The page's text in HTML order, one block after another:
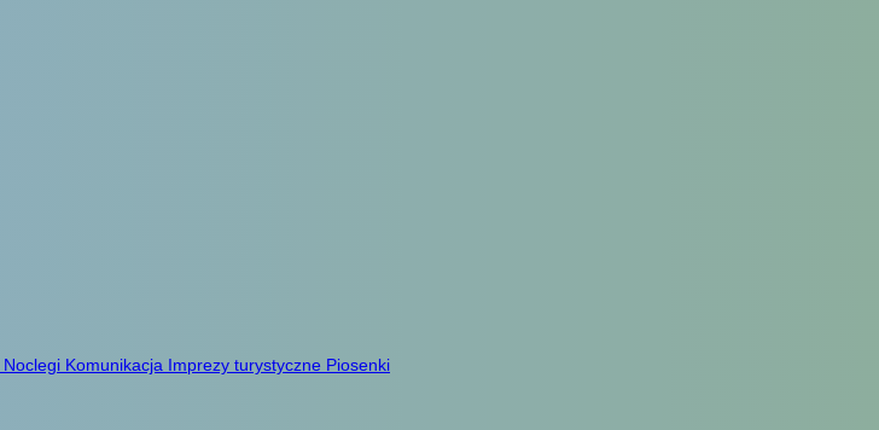
Noclegi Komunikacja Imprezy turystyczne Piosenki